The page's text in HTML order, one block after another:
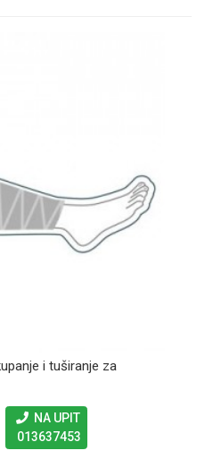
i tuširanje za
NA UPIT
013637453